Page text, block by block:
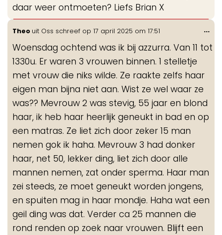
daar weer ontmoeten? Liefs Brian X
Theo uit Oss schreef op 17 april 2025 om 17:51
Woensdag ochtend was ik bij azzurra. Van 11 tot
1330u. Er waren 3 vrouwen binnen. 1 stelletje
met vrouw die niks wilde. Ze raakte zelfs haar
eigen man bijna niet aan. Wist ze wel waar ze
was?? Mevrouw 2 was stevig, 55 jaar en blond
haar, ik heb haar heerlijk geneukt in bad en op
een matras. Ze liet zich door zeker 15 man
nemen gok ik haha. Mevrouw 3 had donker
haar, net 50, lekker ding, liet zich door alle
mannen nemen, zat onder sperma. Haar man
zei steeds, ze moet geneukt worden jongens,
en spuiten mag in haar mondje. Haha wat een
geil ding was dat. Verder ca 25 mannen die
rond renden op zoek naar vrouwen. Blijft een
...